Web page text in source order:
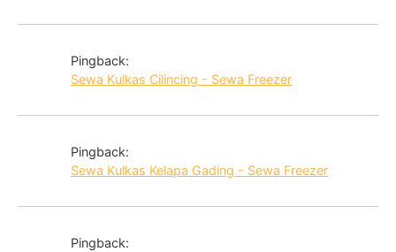
Pingback:
Sewa Kulkas Cilincing - Sewa Freezer
Pingback:
Sewa Kulkas Kelapa Gading - Sewa Freezer
Pingback: